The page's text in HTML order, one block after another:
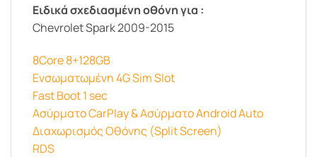
Ειδικά σχεδιασμένη οθόνη για :
Chevrolet Spark 2009-2015
8Core 8+128GB
Ενσωματωμένη 4G Sim Slot
Fast Boot 1 sec
Ασύρματο CarPlay & Ασύρματο Android Auto
Διαχωρισμός Οθόνης (Split Screen)
RDS